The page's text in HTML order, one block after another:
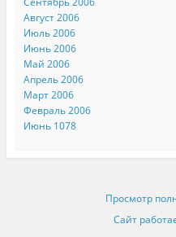
Август 2006
Июль 2006
Июнь 2006
Май 2006
Апрель 2006
Март 2006
Февраль 2006
Июнь 1078
Просмотр
Сайт